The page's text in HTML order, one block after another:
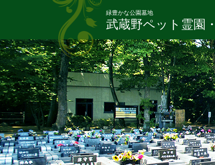
緑豊かな公園墓地
武蔵野ペット霊園 ・